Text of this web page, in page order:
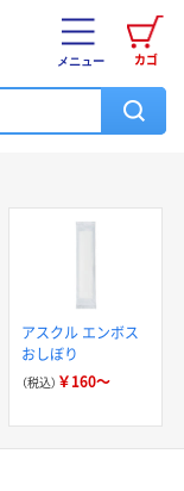
カゴ
メニュー
アスクル エンボス
おしぼり
（税込） ￥160～